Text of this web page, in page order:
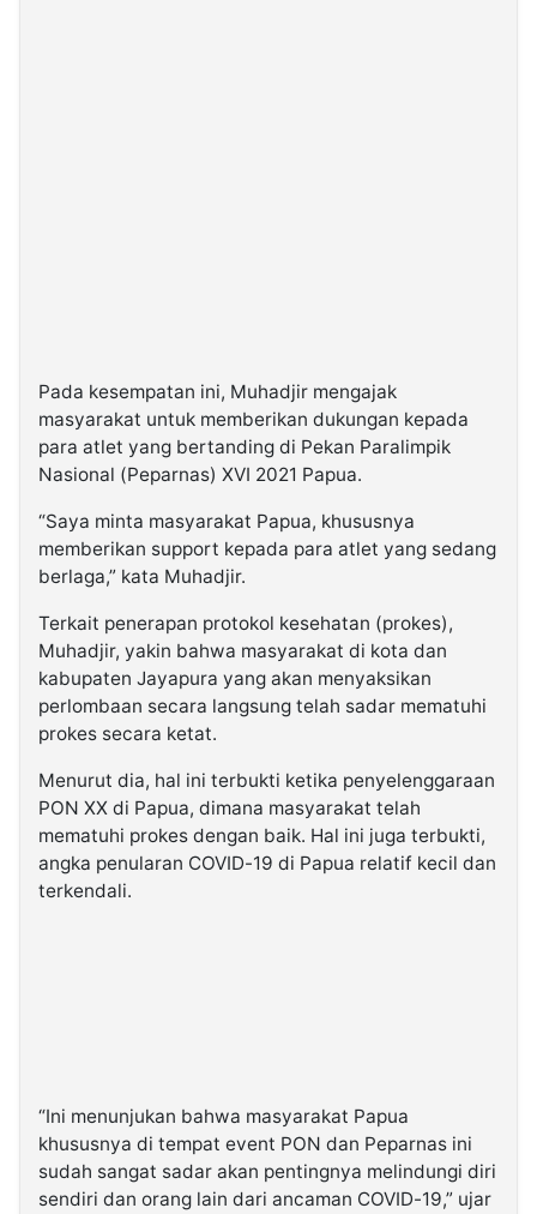
Pada kesempatan ini, Muhadjir mengajak
masyarakat untuk memberikan dukungan kepada
para atlet yang bertanding di Pekan Paralimpik
Nasional (Peparnas) XVI 2021 Papua.
“Saya minta masyarakat Papua, khususnya
memberikan support kepada para atlet yang sedang
berlaga,” kata Muhadjir.
Terkait penerapan protokol kesehatan (prokes),
Muhadjir, yakin bahwa masyarakat di kota dan
kabupaten Jayapura yang akan menyaksikan
perlombaan secara langsung telah sadar mematuhi
prokes secara ketat.
Menurut dia, hal ini terbukti ketika penyelenggaraan
PON XX di Papua, dimana masyarakat telah
mematuhi prokes dengan baik. Hal ini juga terbukti,
angka penularan COVID-19 di Papua relatif kecil dan
terkendali.
“Ini menunjukan bahwa masyarakat Papua
khususnya di tempat event PON dan Peparnas ini
sudah sangat sadar akan pentingnya melindungi diri
sendiri dan orang lain dari ancaman COVID-19,” ujar